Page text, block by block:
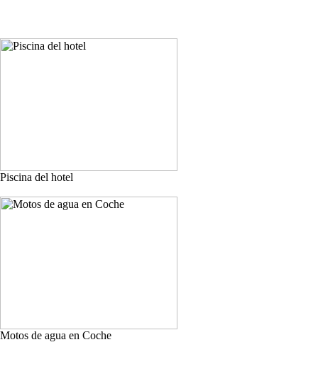
Piscina del hotel
Motos de agua en Coche